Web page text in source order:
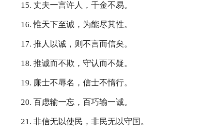
15. 丈夫一言许人，千金不易。
16. 惟天下至诚，为能尽其性。
17. 推人以诚，则不言而信矣。
18. 推诚而不欺，守认而不疑。
19. 廉士不辱名，信士不惰行。
20. 百虑输一忘，百巧输一诚。
21. 非信无以使民，非民无以守国。